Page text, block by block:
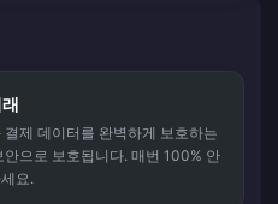
제 데이터를 완벽하게 보호하는
으로 보호됩니다. 매번 100% 안
요.